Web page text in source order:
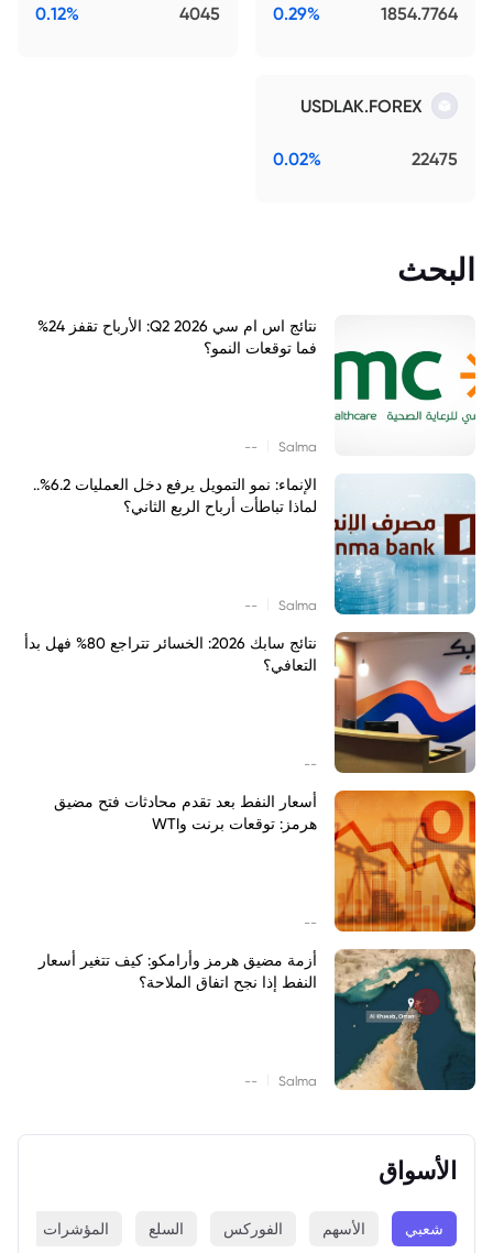
1854.7764
0.29%
4045
0.12%
USDLAK.FOREX
22475
0.02%
البحث
نتائج اس ام سي Q2 2026: الأرباح تقفز 24%
فما توقعات النمو؟
Salma
--
الإنماء: نمو التمويل يرفع دخل العمليات 6.2%..
لماذا تباطأت أرباح الربع الثاني؟
Salma
--
نتائج سابك 2026: الخسائر تتراجع 80% فهل بدأ
التعافي؟
--
أسعار النفط بعد تقدم محادثات فتح مضيق
هرمز: توقعات برنت وWTI
--
أزمة مضيق هرمز وأرامكو: كيف تتغير أسعار
النفط إذا نجح اتفاق الملاحة؟
Salma
--
الأسواق
شعبي الأسهم الفوركس السلع المؤشرات